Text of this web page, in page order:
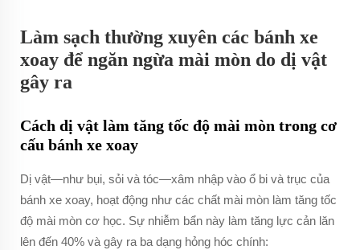
Làm sạch thường xuyên các bánh xe
xoay để ngăn ngừa mài mòn do dị vật
gây ra
Cách dị vật làm tăng tốc độ mài mòn trong cơ
cấu bánh xe xoay
Dị vật—như bụi, sỏi và tóc—xâm nhập vào ổ bi và trục của
bánh xe xoay, hoạt động như các chất mài mòn làm tăng tốc
độ mài mòn cơ học. Sự nhiễm bẩn này làm tăng lực cản lăn
lên đến 40% và gây ra ba dạng hỏng hóc chính: